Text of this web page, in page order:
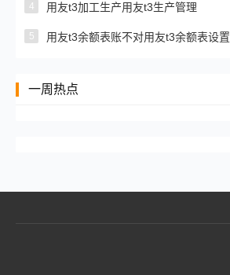
4 用友t3加工生产用友t3生产管理
5 用友t3余额表账不对用友t3余额表设置
一周热点